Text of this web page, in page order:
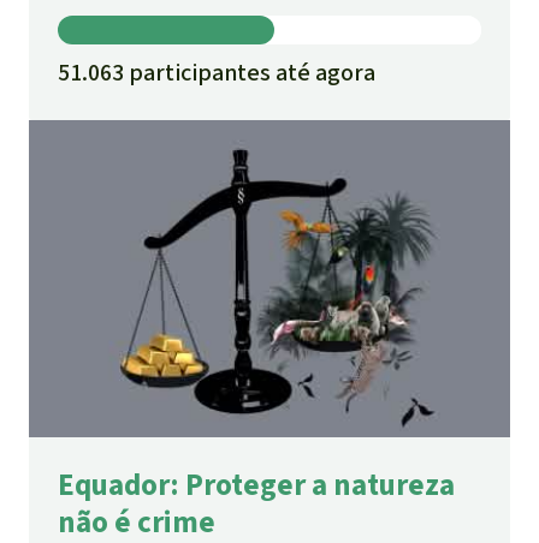
51.063 participantes até agora
Equador: Proteger a natureza
não é crime